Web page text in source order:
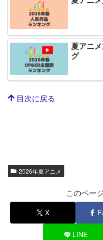
夏アニ
グ
目次に戻る
2026年夏アニメ
このペー
X
LINE